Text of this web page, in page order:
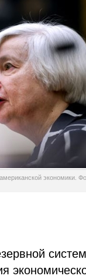
экономики.